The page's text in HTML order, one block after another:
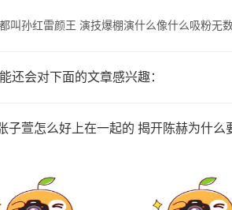
叫孙红雷颜王 演技爆棚演什么像什么吸粉无
还会对下面的文章感兴趣：
子萱怎么好上在一起的 揭开陈赫为什